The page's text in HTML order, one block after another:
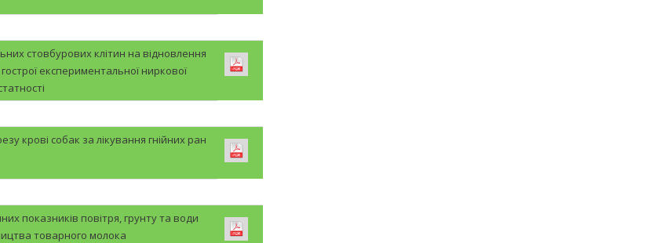
стовбурових клітин на відновлення
експериментальної ниркової
крові собак за лікування гнійних ран
показників повітря, грунту та води
товарного молока